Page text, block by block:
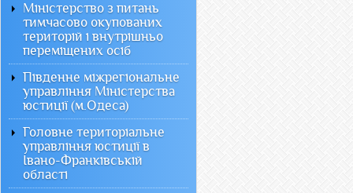
Міністерство з питань
тимчасово окупованих
територій і внутрішньо
переміщених осіб
Південне міжрегіональне
управління Міністерства
юстиції (м.Одеса)
Головне територіальне
управління юстиції в
Івано-Франківській
області